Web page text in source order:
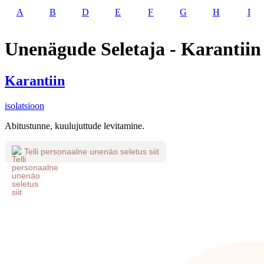
A B D E F G H I
Unenägude Seletaja - Karantiin
Karantiin
isolatsioon
Abitustunne, kuulujuttude levitamine.
Telli personaalne unenäo seletus siit